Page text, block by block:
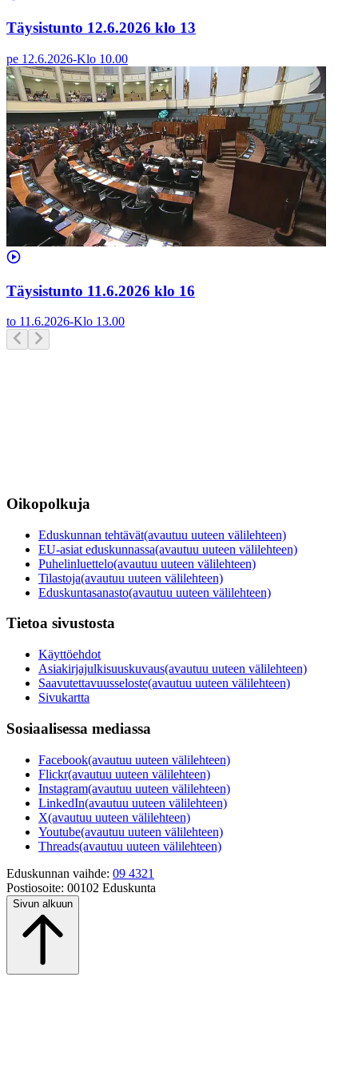
Täysistunto 12.6.2026 klo 13
pe 12.6.2026-Klo 10.00
Täysistunto 11.6.2026 klo 16
to 11.6.2026-Klo 13.00
Oikopolkuja
Eduskunnan tehtävät(avautuu uuteen välilehteen)
EU-asiat eduskunnassa(avautuu uuteen välilehteen)
Puhelinluettelo(avautuu uuteen välilehteen)
Tilastoja(avautuu uuteen välilehteen)
Eduskuntasanasto(avautuu uuteen välilehteen)
Tietoa sivustosta
Käyttöehdot
Asiakirjajulkisuuskuvaus(avautuu uuteen välilehteen)
Saavutettavuusseloste(avautuu uuteen välilehteen)
Sivukartta
Sosiaalisessa mediassa
Facebook(avautuu uuteen välilehteen)
Flickr(avautuu uuteen välilehteen)
Instagram(avautuu uuteen välilehteen)
LinkedIn(avautuu uuteen välilehteen)
X(avautuu uuteen välilehteen)
Youtube(avautuu uuteen välilehteen)
Threads(avautuu uuteen välilehteen)
Eduskunnan vaihde: 09 4321
Postiosoite: 00102 Eduskunta
Sivun alkuun